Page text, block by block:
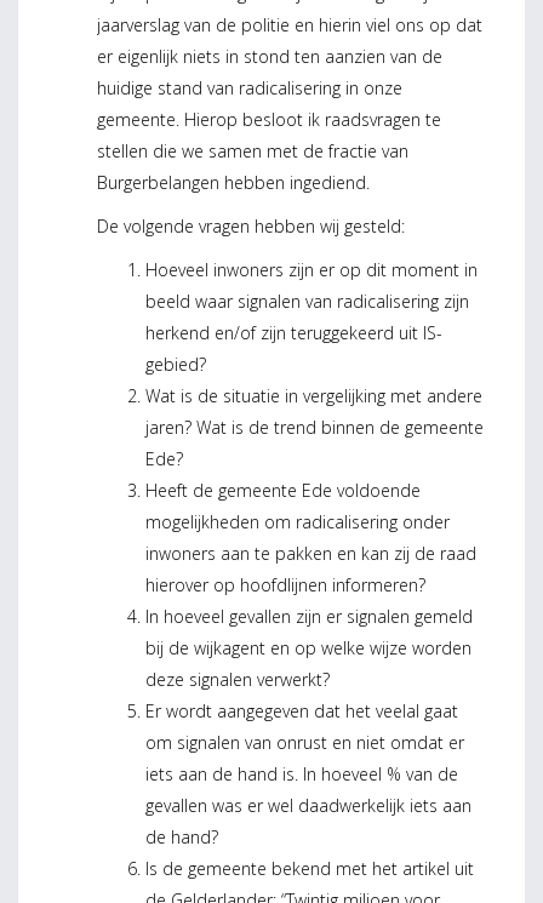
jaarverslag van de politie en hierin viel ons op dat
er eigenlijk niets in stond ten aanzien van de
huidige stand van radicalisering in onze
gemeente. Hierop besloot ik raadsvragen te
stellen die we samen met de fractie van
Burgerbelangen hebben ingediend.
De volgende vragen hebben wij gesteld:
Hoeveel inwoners zijn er op dit moment in
beeld waar signalen van radicalisering zijn
herkend en/of zijn teruggekeerd uit IS-
gebied?
Wat is de situatie in vergelijking met andere
jaren? Wat is de trend binnen de gemeente
Ede?
Heeft de gemeente Ede voldoende
mogelijkheden om radicalisering onder
inwoners aan te pakken en kan zij de raad
hierover op hoofdlijnen informeren?
In hoeveel gevallen zijn er signalen gemeld
bij de wijkagent en op welke wijze worden
deze signalen verwerkt?
Er wordt aangegeven dat het veelal gaat
om signalen van onrust en niet omdat er
iets aan de hand is. In hoeveel % van de
gevallen was er wel daadwerkelijk iets aan
de hand?
Is de gemeente bekend met het artikel uit